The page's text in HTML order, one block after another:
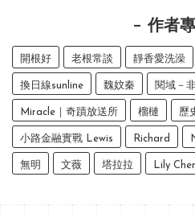
作者
開根好 老根常談 靜香愛洗澡
換日線sunline 魏妏秦 閱域－
Miracle｜奇蹟放送所 榴槤 歷
小路金融實戰 Lewis Richard
無明 文薇 塔拉拉 Lily